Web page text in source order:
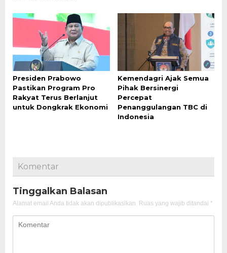
Presiden Prabowo
Pastikan Program Pro
Rakyat Terus Berlanjut
untuk Dongkrak Ekonomi
Kemendagri Ajak Semua
Pihak Bersinergi
Percepat
Penanggulangan TBC di
Indonesia
Komentar
Tinggalkan Balasan
Alamat email Anda tidak akan dipublikasikan. Ruas yang wajib ditandai *